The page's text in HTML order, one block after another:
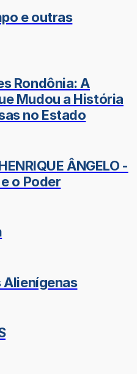
e outras
Rondônia: A
Mudou a História
no Estado
ÂNGELO -
o Poder
Alienígenas